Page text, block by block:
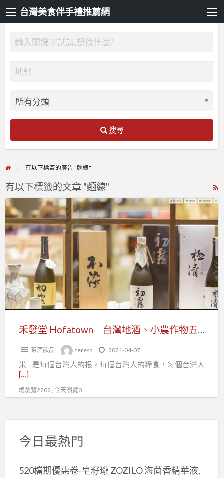
台灣美食伴手禮推薦網
搜尋
有以下標簽的廣告 "麵線"
有以下標籤的文章 "麵線"
禾
發
堂
Hofatown
｜
台
灣
地
酒、
禾發堂 Hofatown｜台灣地酒、小農作物五穀良品｜
茶酒飲品 teresa 2021-04-07
米—是每個台灣人的根，每個台灣人的糧食，每個台灣人
[…]
總瀏覽2202 , 今天瀏覽0
今日最熱門
520檔期優惠卷-皂籽瓏 ZOZILO 海茴香精華液,